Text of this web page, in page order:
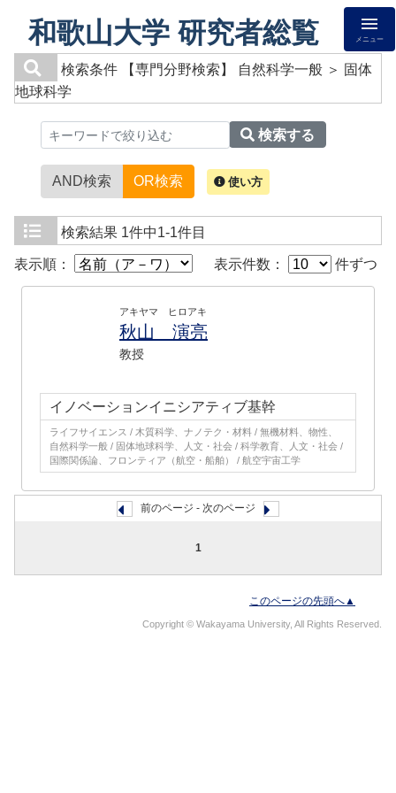
和歌山大学 研究者総覧 メニュー
検索条件
【専門分野検索】 自然科学一般 ＞ 固体
地球科学
検索する
AND検索 OR検索 使い方
検索結果 1件中1-1件目
表示順： 表示件数： 件ずつ
アキヤマ ヒロアキ
秋山 演亮
教授
イノベーションイニシアティブ基幹
ライフサイエンス / 木質科学、ナノテク・材料 / 無機材料、物性、
自然科学一般 / 固体地球科学、人文・社会 / 科学教育、人文・社会 /
国際関係論、フロンティア（航空・船舶） / 航空宇宙工学
前のページ - 次のページ
1
このページの先頭へ▲
Copyright © Wakayama University, All Rights Reserved.